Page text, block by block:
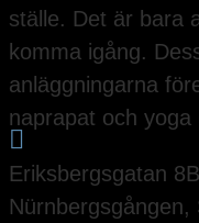
ställe. Det är bara
komma igång.
anläggningarna
naprapat och

Eriksbergsgatan
Nürnbergsgången,